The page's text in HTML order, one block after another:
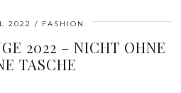
2022 FASHION
2022 – NICHT OHNE
TASCHE